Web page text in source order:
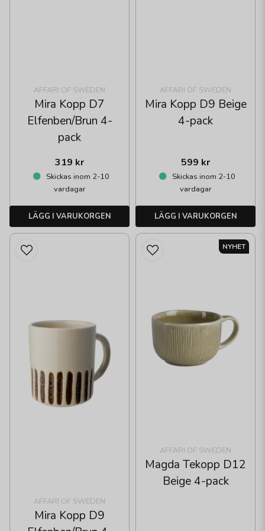
AFFARI OF SWEDEN
Mira Kopp D7
Elfenben/Brun 4-
pack
319 kr
Skickas inom 2-10
vardagar
LÄGG I VARUKORGEN
AFFARI OF SWEDEN
Mira Kopp D9 Beige
4-pack
599 kr
Skickas inom 2-10
vardagar
LÄGG I VARUKORGEN
AFFARI OF SWEDEN
Mira Kopp D9
AFFARI OF SWEDEN
Magda Tekopp D12
Beige 4-pack
NYHET